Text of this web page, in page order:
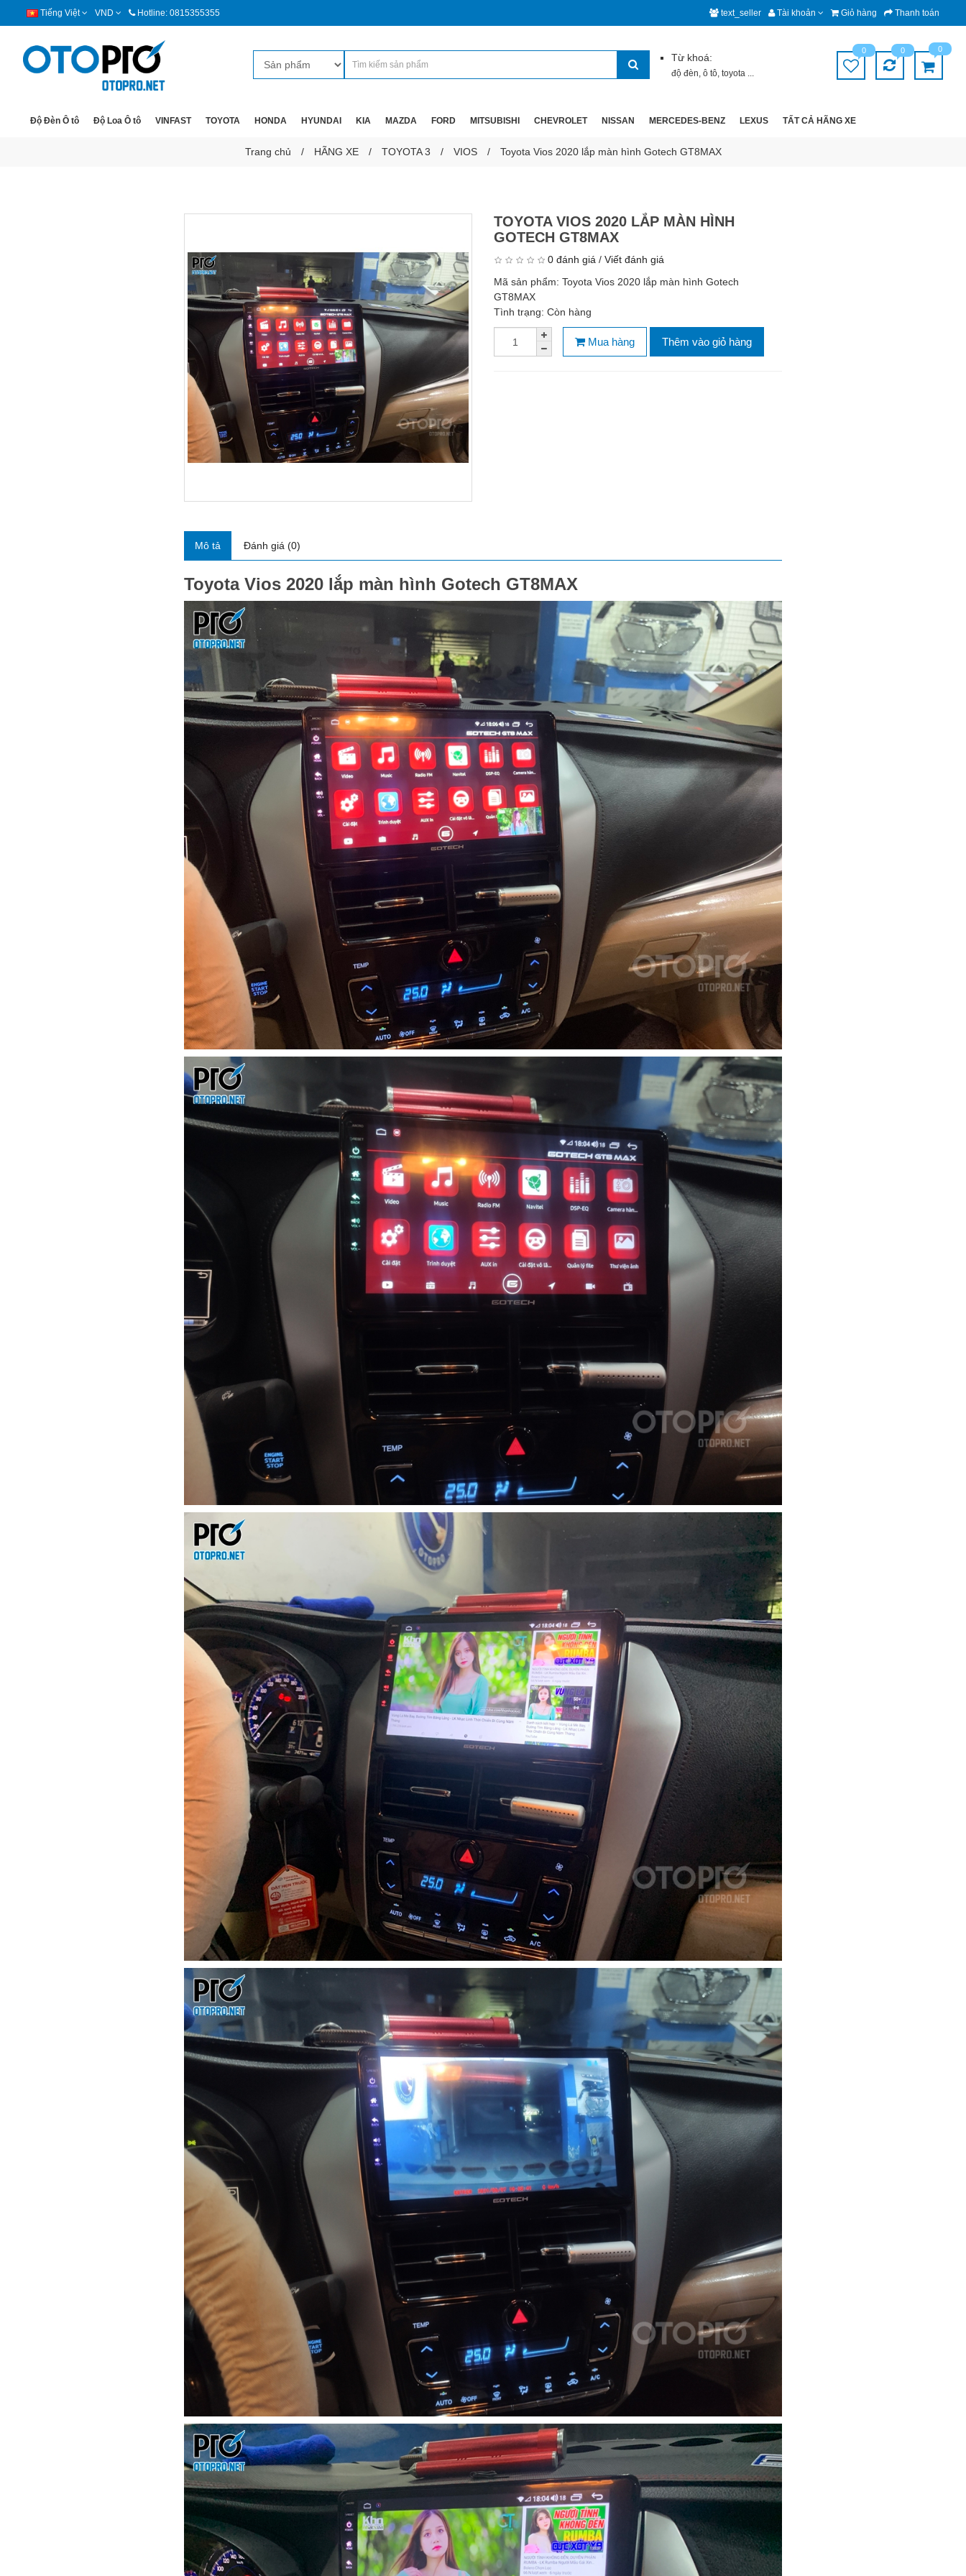
Tiếng Việt VND Hotline: 0815355355 text_seller Tài khoản Giỏ hàng Thanh toán
Từ khoá:
độ đèn,ô tô,toyota ...
0 0 0
Độ Đèn Ô tô Độ Loa Ô tô VINFAST TOYOTA HONDA HYUNDAI KIA MAZDA FORD MITSUBISHI CHEVROLET NISSAN MERCEDES-BENZ LEXUS TẤT CẢ HÃNG XE
Trang chủ HÃNG XE TOYOTA 3 VIOS Toyota Vios 2020 lắp màn hình Gotech GT8MAX
TOYOTA VIOS 2020 LẮP MÀN HÌNH
GOTECH GT8MAX
0 đánh giá / Viết đánh giá
Mã sản phẩm: Toyota Vios 2020 lắp màn hình Gotech
GT8MAX
Tình trạng: Còn hàng
Mua hàng Thêm vào giỏ hàng
Mô tả Đánh giá (0)
Toyota Vios 2020 lắp màn hình Gotech GT8MAX